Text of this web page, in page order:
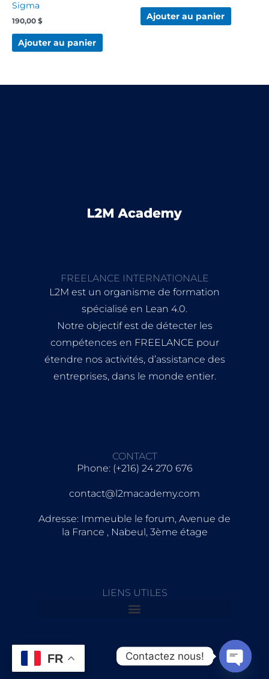
Sigma
190,00 $
Ajouter au panier
Ajouter au panier
FREELANCE INTERNATIONALE
L2M est un organisme de formation
spécialisé en Lean 4.0.
Notre objectif est de détecter les
compétences en FREELANCE pour
étendre nos activités, d’assistance des
entreprises, dans le monde entier.
CONTACT
Phone: (+216) 24 270 676
contact@l2macademy.com
Adresse: Immeuble le forum, Avenue de
la France , Nabeul, 3ème étage
LIENS UTILES
FR Contactez nous!
Open